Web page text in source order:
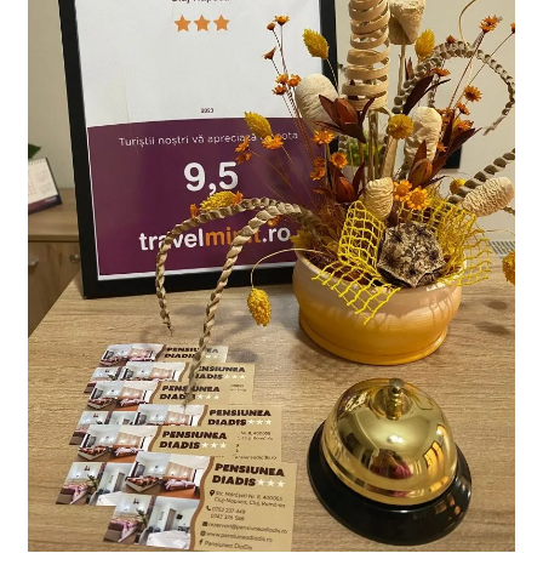
Napoca
Confort
Ospitalitate